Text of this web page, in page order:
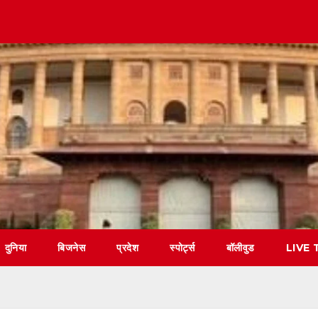
दुनिया बिजनेस प्रदेश स्पोर्ट्स बॉलीवुड LIVE